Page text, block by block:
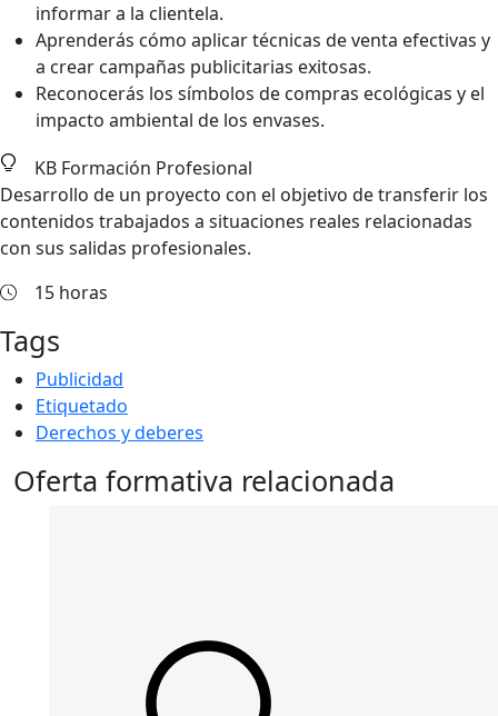
informar a la clientela.
Aprenderás cómo aplicar técnicas de venta efectivas y
a crear campañas publicitarias exitosas.
Reconocerás los símbolos de compras ecológicas y el
impacto ambiental de los envases.
KB Formación Profesional
Desarrollo de un proyecto con el objetivo de transferir los
contenidos trabajados a situaciones reales relacionadas
con sus salidas profesionales.
15 horas
Tags
Publicidad
Etiquetado
Derechos y deberes
Oferta formativa relacionada